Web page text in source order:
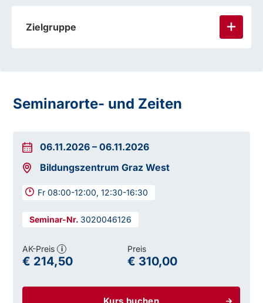
Zielgruppe
Seminarorte- und Zeiten
06.11.2026 –06.11.2026
Bildungszentrum Graz West
Fr 08:00-12:00, 12:30-16:30
3020046126
AK-Preis i
€ 214,50
Preis
€ 310,00